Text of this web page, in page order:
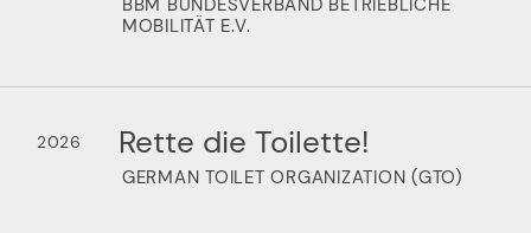
MOBILITÄT E.V.
2026 Rette die Toilette!
GERMAN TOILET ORGANIZATION (GTO)